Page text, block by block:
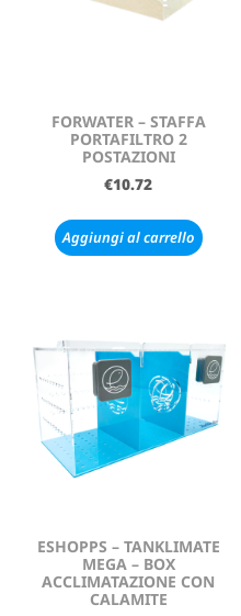
FORWATER – STAFFA
PORTAFILTRO 2
POSTAZIONI
€10.72
Aggiungi al carrello
ESHOPPS – TANKLIMATE
MEGA – BOX
ACCLIMATAZIONE CON
CALAMITE